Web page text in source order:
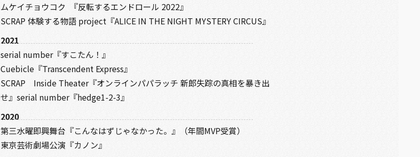
ムケイチョウコク 『反転するエンドロール 2022』
SCRAP 体験する物語 project『ALICE IN THE NIGHT MYSTERY CIRCUS』
2021
serial number『すこたん！』
Cuebicle『Transcendent Express』
SCRAP Inside Theater『オンラインパパラッチ 新郎失踪の真相を暴き出
せ』serial number『hedge1-2-3』
2020
第三水曜即興舞台『こんなはずじゃなかった。』（年間MVP受賞）
東京芸術劇場公演『カノン』